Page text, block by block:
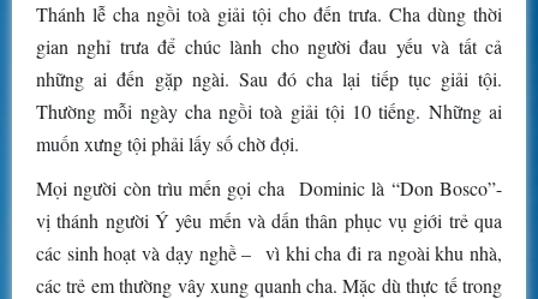
Thánh lễ cha ngồi toà giải tội cho đến trưa. Cha dùng thời
gian nghỉ trưa để chúc lành cho người đau yếu và tất cả
những ai đến gặp ngài. Sau đó cha lại tiếp tục giải tội.
Thường mỗi ngày cha ngồi toà giải tội 10 tiếng. Những ai
muốn xưng tội phải lấy số chờ đợi.
Mọi người còn trìu mến gọi cha Dominic là “Don Bosco”-
vị thánh người Ý yêu mến và dấn thân phục vụ giới trẻ qua
các sinh hoạt và dạy nghề – vì khi cha đi ra ngoài khu nhà,
các trẻ em thường vây xung quanh cha. Mặc dù thực tế trong